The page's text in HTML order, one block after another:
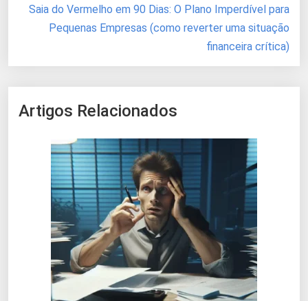
Saia do Vermelho em 90 Dias: O Plano Imperdível para
Pequenas Empresas (como reverter uma situação
financeira crítica)
Artigos Relacionados